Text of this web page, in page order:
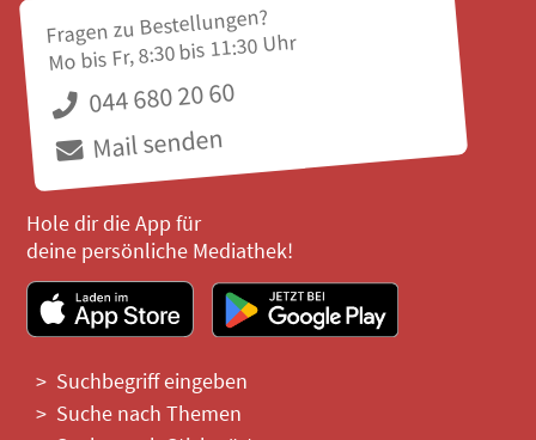
Fragen zu Bestellungen?
Mo bis Fr, 8:30 bis 11:30 Uhr
044 680 20 60
Mail senden
Hole dir die App für
deine persönliche Mediathek!
Suchbegriff eingeben
Suche nach Themen